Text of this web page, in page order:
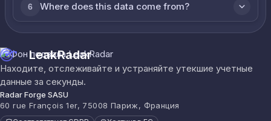
6 Where does this data come from?
LeakRadar
Находите, отслеживайте и устраняйте утекшие учетные
данные за секунды.
Radar Forge SASU
60 rue François 1er, 75008 Париж, Франция